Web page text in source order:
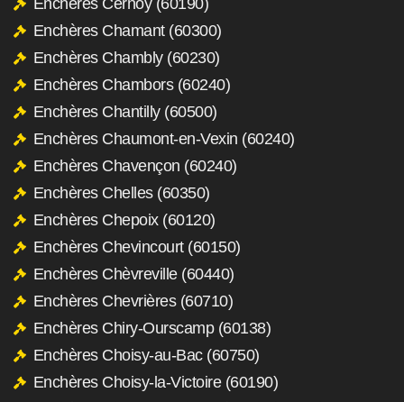
Enchères Chamant (60300)
Enchères Chambly (60230)
Enchères Chambors (60240)
Enchères Chantilly (60500)
Enchères Chaumont-en-Vexin (60240)
Enchères Chavençon (60240)
Enchères Chelles (60350)
Enchères Chepoix (60120)
Enchères Chevincourt (60150)
Enchères Chèvreville (60440)
Enchères Chevrières (60710)
Enchères Chiry-Ourscamp (60138)
Enchères Choisy-au-Bac (60750)
Enchères Choisy-la-Victoire (60190)